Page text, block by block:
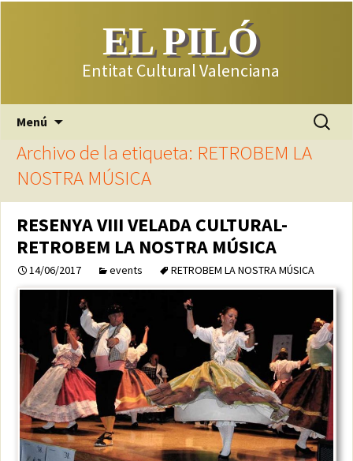
EL PILÓ
Entitat Cultural Valenciana
Menú
contenido
Buscar:
Archivo de la etiqueta: RETROBEM LA
NOSTRA MÚSICA
RESENYA VIII VELADA CULTURAL-
RETROBEM LA NOSTRA MÚSICA
14/06/2017 events RETROBEM LA NOSTRA MÚSICA